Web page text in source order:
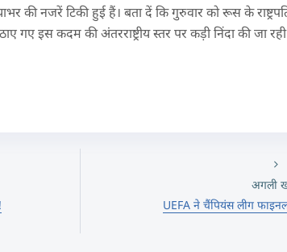
की नजरें टिकी हुई हैं। बता दें कि गुरुवार को रूस के
गए इस कदम की अंतरराष्ट्रीय स्तर पर कड़ी निंदा की जा
अगली
UEFA ने चैंपियंस लीग